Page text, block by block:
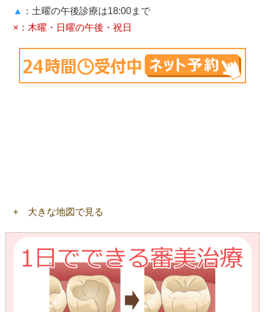
▲
：土曜の午後診療は18:00まで
×：木曜・日曜の午後・祝日
+ 大きな地図で見る